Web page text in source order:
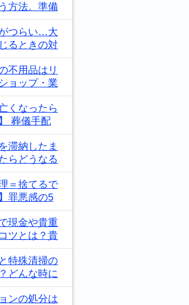
方法。準備
つらい…大
るときの対
不用品はリ
ョップ・業
くなったら
葬儀手配
滞納したま
らどうなる
＝捨てるで
罪悪感の5
現金や貴重
ツとは？貴
特殊清掃の
どんな時に
ンの処分は